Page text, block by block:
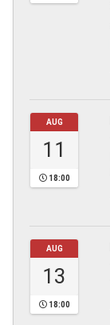
AUG
11
18:00
AUG
13
18:00